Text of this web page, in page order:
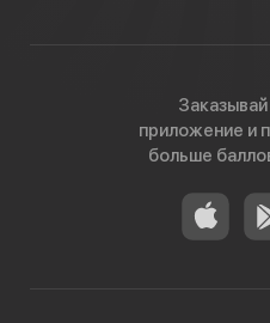
приложение и
больше